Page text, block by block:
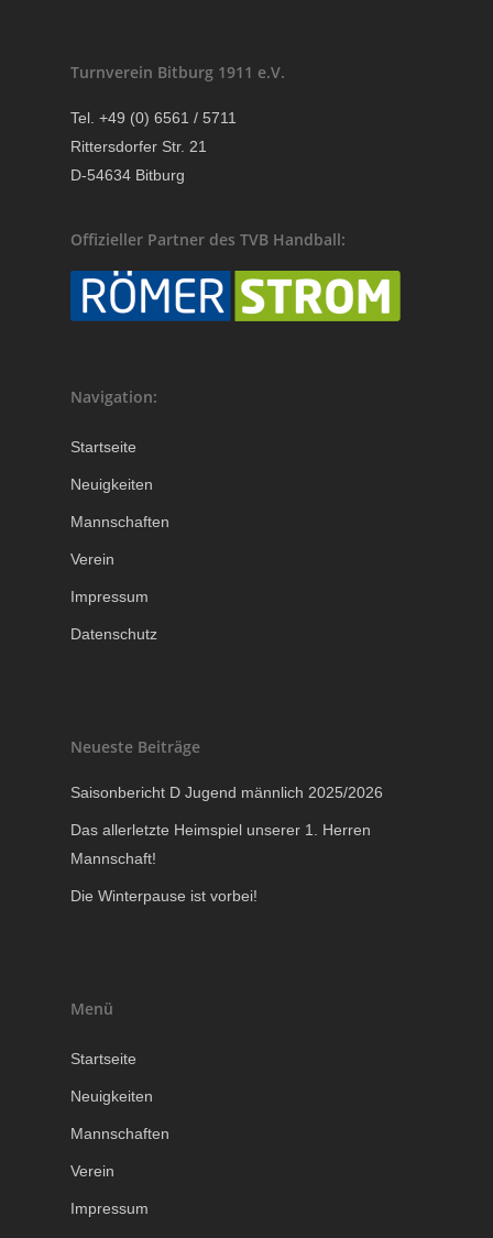
Turnverein Bitburg 1911 e.V.
Tel. +49 (0) 6561 / 5711
Rittersdorfer Str. 21
D-54634 Bitburg
Offizieller Partner des TVB Handball:
Navigation:
Startseite
Neuigkeiten
Mannschaften
Verein
Impressum
Datenschutz
Neueste Beiträge
Saisonbericht D Jugend männlich 2025/2026
Das allerletzte Heimspiel unserer 1. Herren
Mannschaft!
Die Winterpause ist vorbei!
Menü
Startseite
Neuigkeiten
Mannschaften
Verein
Impressum